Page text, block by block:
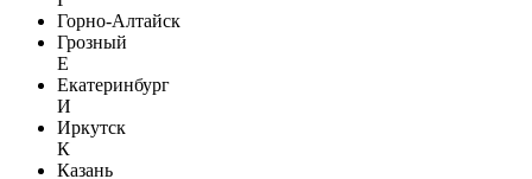
Горно-Алтайск
Грозный
Е
Екатеринбург
И
Иркутск
К
Казань